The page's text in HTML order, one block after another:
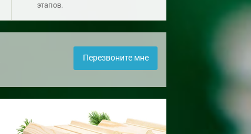
этапов.
Перезвоните мне